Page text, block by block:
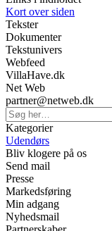
Kort over siden
Tekster
Dokumenter
Tekstunivers
Webfeed
VillaHave.dk
Net Web
partner@netweb.dk
Kategorier
Udendørs
Bliv klogere på os
Send mail
Presse
Markedsføring
Min adgang
Nyhedsmail